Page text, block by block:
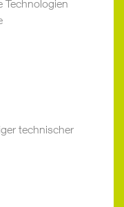
Technologien
technischer